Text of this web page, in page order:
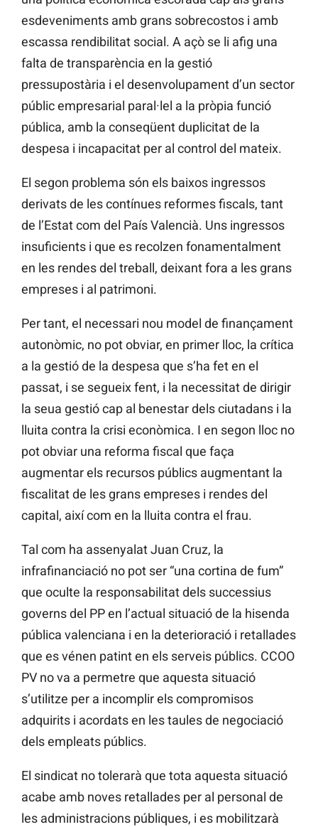
esdeveniments amb grans sobrecostos i amb
escassa rendibilitat social. A açò se li afig una
falta de transparència en la gestió
pressupostària i el desenvolupament d’un sector
públic empresarial paral·lel a la pròpia funció
pública, amb la conseqüent duplicitat de la
despesa i incapacitat per al control del mateix.
El segon problema són els baixos ingressos
derivats de les contínues reformes fiscals, tant
de l’Estat com del País Valencià. Uns ingressos
insuficients i que es recolzen fonamentalment
en les rendes del treball, deixant fora a les grans
empreses i al patrimoni.
Per tant, el necessari nou model de finançament
autonòmic, no pot obviar, en primer lloc, la crítica
a la gestió de la despesa que s’ha fet en el
passat, i se segueix fent, i la necessitat de dirigir
la seua gestió cap al benestar dels ciutadans i la
lluita contra la crisi econòmica. I en segon lloc no
pot obviar una reforma fiscal que faça
augmentar els recursos públics augmentant la
fiscalitat de les grans empreses i rendes del
capital, així com en la lluita contra el frau.
Tal com ha assenyalat Juan Cruz, la
infrafinanciació no pot ser “una cortina de fum”
que oculte la responsabilitat dels successius
governs del PP en l’actual situació de la hisenda
pública valenciana i en la deterioració i retallades
que es vénen patint en els serveis públics. CCOO
PV no va a permetre que aquesta situació
s’utilitze per a incomplir els compromisos
adquirits i acordats en les taules de negociació
dels empleats públics.
El sindicat no tolerarà que tota aquesta situació
acabe amb noves retallades per al personal de
les administracions públiques, i es mobilitzarà